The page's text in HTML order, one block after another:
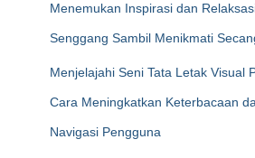
Menemukan Inspirasi dan
Senggang Sambil Menikmati
Menjelajahi Seni Tata Letak Visual
Cara Meningkatkan Keterbacaan
Navigasi Pengguna